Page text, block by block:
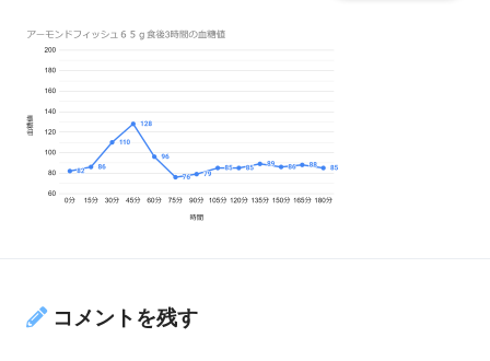
コメントを残す